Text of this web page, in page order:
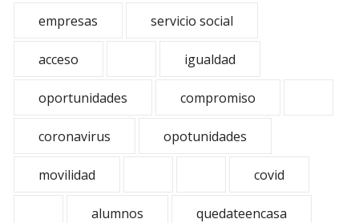
empresas servicio social
acceso igualdad
oportunidades compromiso
coronavirus opotunidades
movilidad covid
alumnos quedateencasa